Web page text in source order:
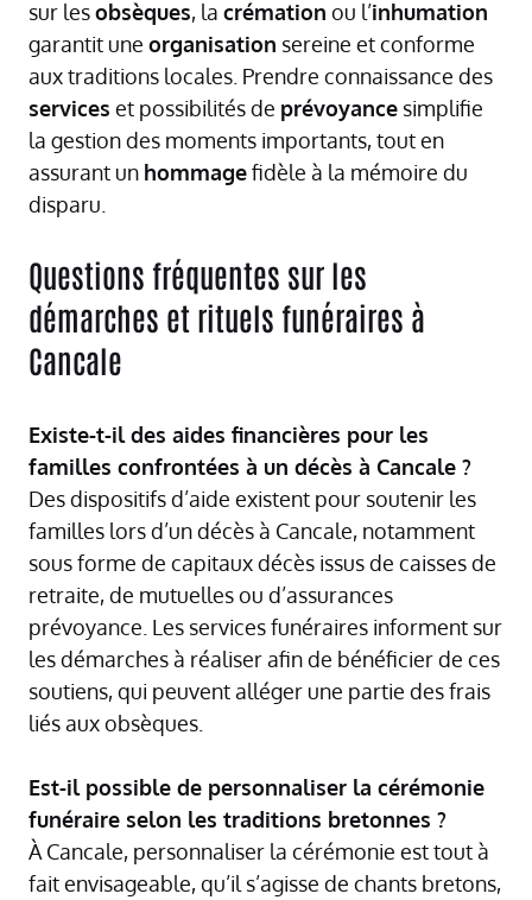
sur lesobsèques, la crémation ou l’inhumation
garantit une organisation sereine et conforme
aux traditions locales. Prendre connaissance des
services et possibilités de prévoyance simplifie
la gestion des moments importants, tout en
assurant un hommagefidèle à la mémoire du
disparu.
Questions fréquentes sur les
démarches et rituels funéraires à
Cancale
Existe-t-il des aides financières pour les
familles confrontées à un décès à Cancale ?
Des dispositifs d’aide existent pour soutenir les
familles lors d’un décès à Cancale, notamment
sous forme de capitaux décès issus de caisses de
retraite, de mutuelles ou d’assurances
prévoyance. Les services funéraires informent sur
les démarches à réaliser afin de bénéficier de ces
soutiens, qui peuvent alléger une partie des frais
liés aux obsèques.
Est-il possible de personnaliser la cérémonie
funéraire selon les traditions bretonnes ?
À Cancale, personnaliser la cérémonie est tout à
fait envisageable, qu’il s’agisse de chants bretons,